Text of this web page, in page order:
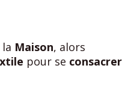
la Maison, alors
pour se consacrer